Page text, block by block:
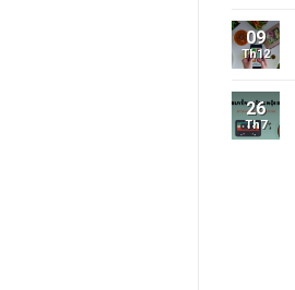
09
Th12
26
Th7